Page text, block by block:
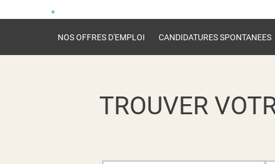
NOS OFFRES D'EMPLOI CANDIDATURES SPONTANEES
TROUVER